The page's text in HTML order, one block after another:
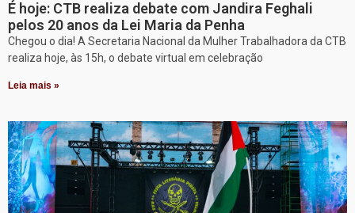
É hoje: CTB realiza debate com Jandira Feghali
pelos 20 anos da Lei Maria da Penha
Chegou o dia! A Secretaria Nacional da Mulher Trabalhadora da CTB
realiza hoje, às 15h, o debate virtual em celebração
Leia mais »